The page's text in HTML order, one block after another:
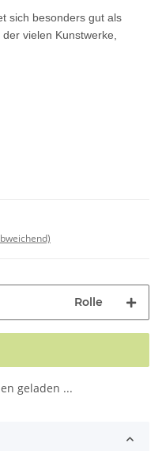
sich besonders gut als
vielen Kunstwerke,
Rolle
geladen ...